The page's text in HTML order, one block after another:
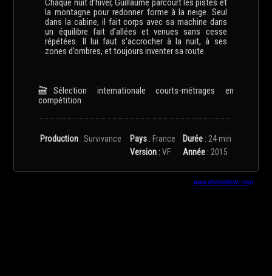
Chaque nuit d’hiver, Guillaume parcourt les pistes et
la montagne pour redonner forme à la neige. Seul
dans la cabine, il fait corps avec sa machine dans
un équilibre fait d’allées et venues sans cesse
répétées. Il lui faut s’accrocher à la nuit, à ses
zones d’ombres, et toujours inventer sa route.
Sélection internationale courts-métrages en
compétition
Production :Survivance Pays : France Durée : 24 min
Version :VF Année : 2015
www.anuuruaboro.com